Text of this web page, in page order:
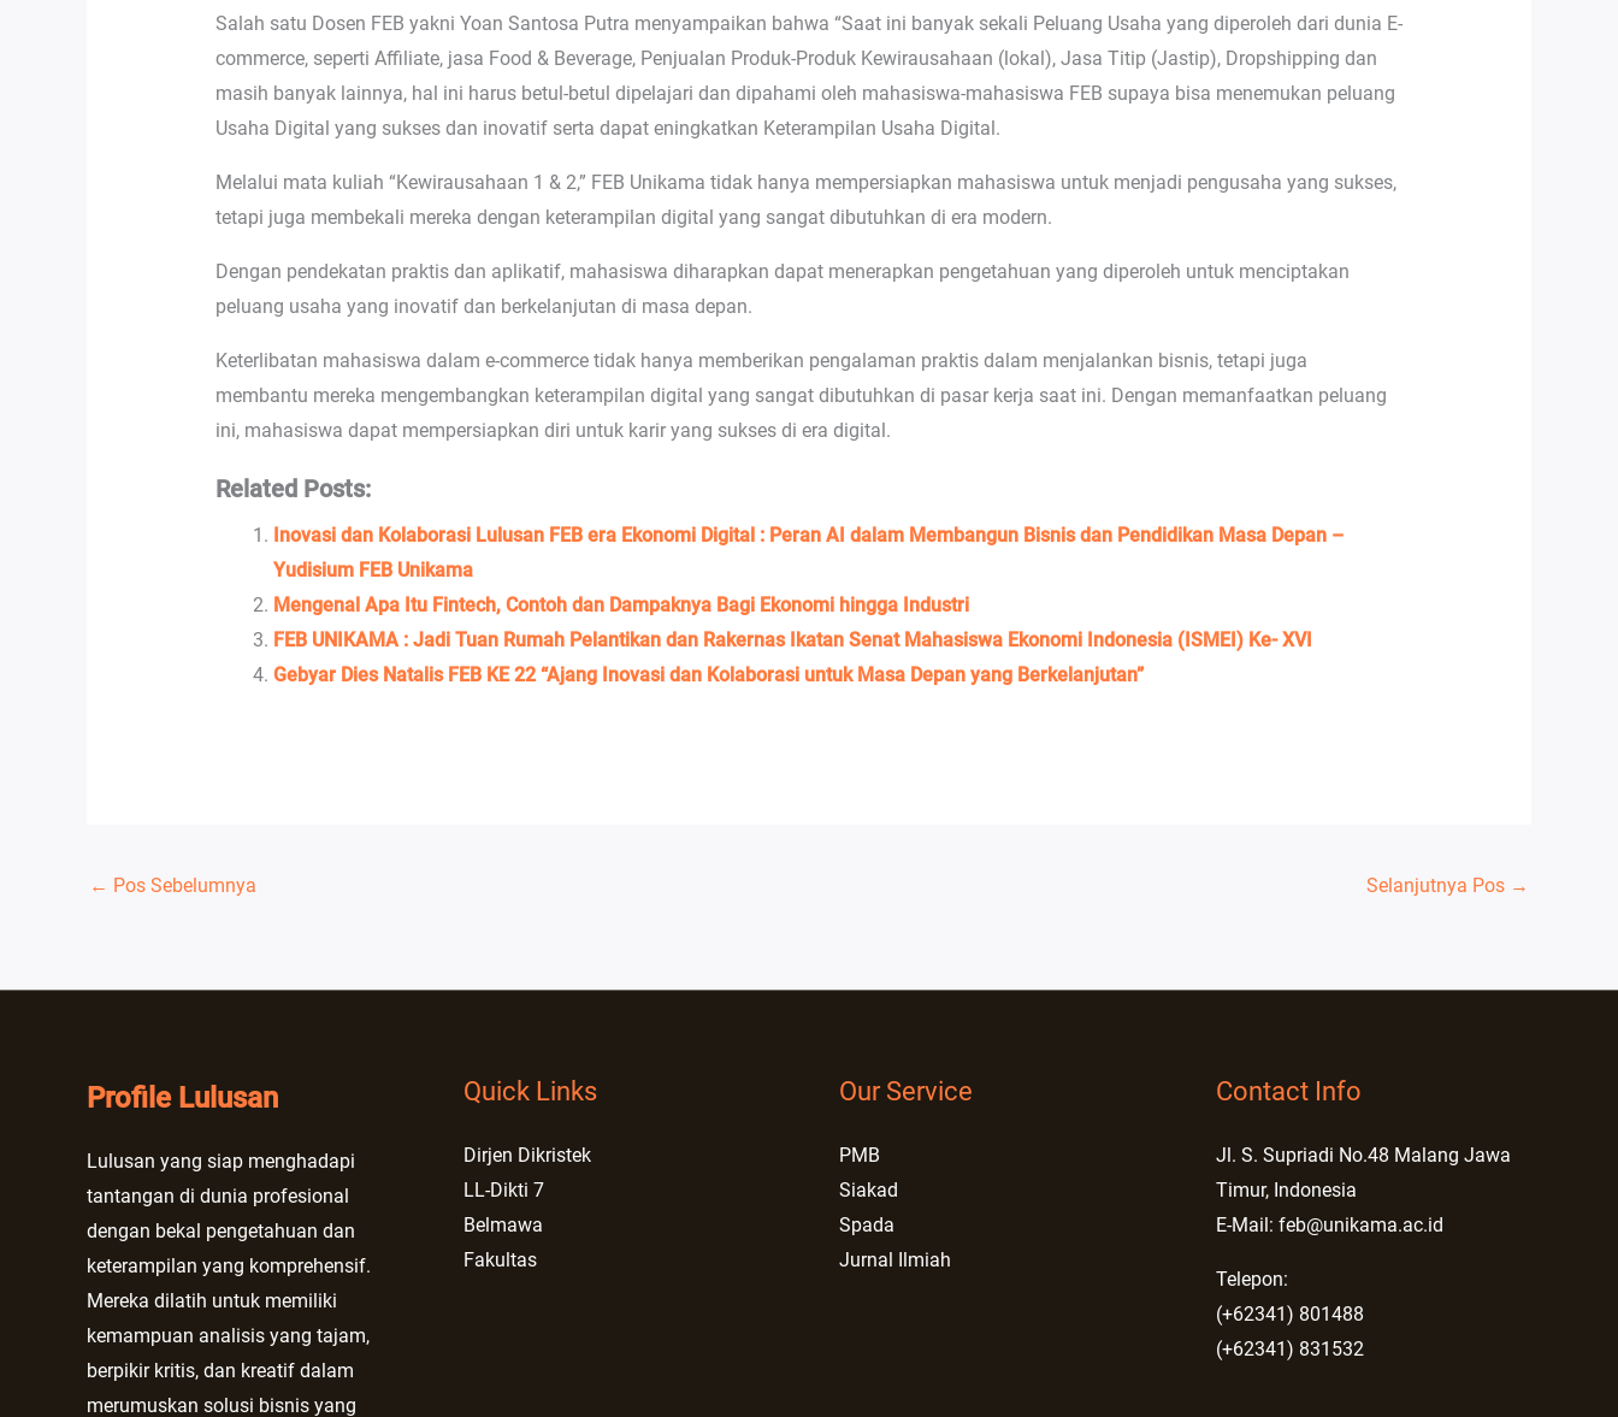
Salah satu Dosen FEB yakni Yoan Santosa Putra menyampaikan bahwa “Saat ini banyak sekali Peluang Usaha yang diperoleh dari dunia E-
commerce, seperti Affiliate, jasa Food & Beverage, Penjualan Produk-Produk Kewirausahaan (lokal), Jasa Titip (Jastip), Dropshipping dan
masih banyak lainnya, hal ini harus betul-betul dipelajari dan dipahami oleh mahasiswa-mahasiswa FEB supaya bisa menemukan peluang
Usaha Digital yang sukses dan inovatif serta dapat eningkatkan Keterampilan Usaha Digital.
Melalui mata kuliah “Kewirausahaan 1 & 2,” FEB Unikama tidak hanya mempersiapkan mahasiswa untuk menjadi pengusaha yang sukses,
tetapi juga membekali mereka dengan keterampilan digital yang sangat dibutuhkan di era modern.
Dengan pendekatan praktis dan aplikatif, mahasiswa diharapkan dapat menerapkan pengetahuan yang diperoleh untuk menciptakan
peluang usaha yang inovatif dan berkelanjutan di masa depan.
Keterlibatan mahasiswa dalam e-commerce tidak hanya memberikan pengalaman praktis dalam menjalankan bisnis, tetapi juga
membantu mereka mengembangkan keterampilan digital yang sangat dibutuhkan di pasar kerja saat ini. Dengan memanfaatkan peluang
ini, mahasiswa dapat mempersiapkan diri untuk karir yang sukses di era digital.
Related Posts:
Inovasi dan Kolaborasi Lulusan FEB era Ekonomi Digital : Peran AI dalam Membangun Bisnis dan Pendidikan Masa Depan –
Yudisium FEB Unikama
Mengenal Apa Itu Fintech, Contoh dan Dampaknya Bagi Ekonomi hingga Industri
FEB UNIKAMA : Jadi Tuan Rumah Pelantikan dan Rakernas Ikatan Senat Mahasiswa Ekonomi Indonesia (ISMEI) Ke- XVI
Gebyar Dies Natalis FEB KE 22 “Ajang Inovasi dan Kolaborasi untuk Masa Depan yang Berkelanjutan”
← Pos Sebelumnya Selanjutnya Pos →
Profile Lulusan
Lulusan yang siap menghadapi
tantangan di dunia profesional
dengan bekal pengetahuan dan
keterampilan yang komprehensif.
Mereka dilatih untuk memiliki
kemampuan analisis yang tajam,
berpikir kritis, dan kreatif dalam
merumuskan solusi bisnis yang
Quick Links
Dirjen Dikristek
LL-Dikti 7
Belmawa
Fakultas
Our Service
PMB
Siakad
Spada
Jurnal Ilmiah
Contact Info
Jl. S. Supriadi No.48 Malang Jawa
Timur, Indonesia
E-Mail: feb@unikama.ac.id
Telepon:
(+62341) 801488
(+62341) 831532